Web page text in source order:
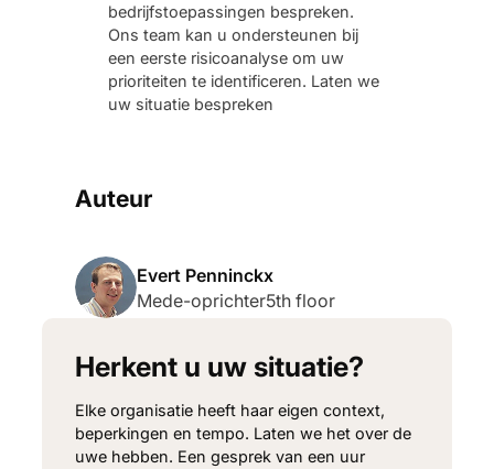
bedrijfstoepassingen bespreken.
Ons team kan u ondersteunen bij
een eerste risicoanalyse om uw
prioriteiten te identificeren. Laten we
uw situatie bespreken
Auteur
Evert Penninckx
Mede-oprichter5th floor
Herkent u uw situatie?
Elke organisatie heeft haar eigen context,
beperkingen en tempo. Laten we het over de
uwe hebben. Een gesprek van een uur